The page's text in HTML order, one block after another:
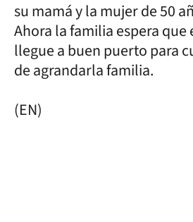
su mamá y la mujer de 50
Ahora la familia espera
llegue a buen puerto para
de agrandarla familia.
(EN)